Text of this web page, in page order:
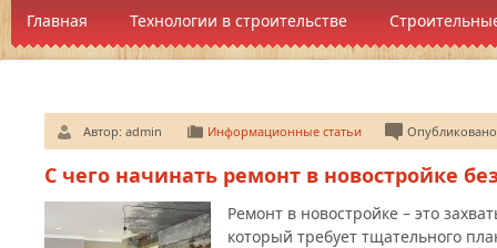
Главная Технологии в строительстве
Автор: admin Информационные статьи
С чего начинать ремонт в новостройке
Ремонт в новостройке – это
который требует тщательного